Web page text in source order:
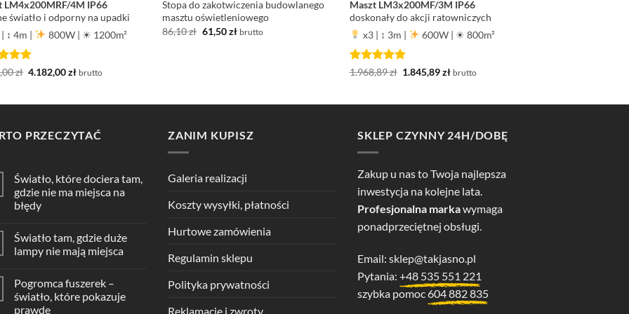
LM4x200MRF/4M IP66
światło i odporny na upadki
| ↕ 4m | 800W | ☀ 1200m²
5
zł Pierwotna
4.182,00złAktualna
brutto
Stopa do zakotwiczenia budowlanego
masztu oświetleniowego
86,10zł Pierwotna
cena
61,50złAktualna
brutto
Maszt LM3x200MF/3M IP66
doskonały do akcji ratowniczych
x3 | ↕ 3m | 600W | ☀ 800m²
Oceniono 5
1.968,89zł Pierwotna
1.845,89złAktualna
brutto
PRZECZYTAĆ
Światło, które dociera tam,
gdzie nie ma miejsca na
błędy
Światło tam, gdzie duże
lampy nie mają miejsca
Pogromca fuszerek –
światło, które pokazuje
prawdę
ZANIM KUPISZ
Galeria realizacji
Koszty wysyłki, płatności
Hurtowe zamówienia
Regulamin sklepu
Polityka prywatności
Reklamacje i zwroty
SKLEP CZYNNY 24H/DOBĘ
Zakup u nas to Twoja najlepsza
inwestycja na kolejne lata.
Profesjonalna markawymaga
ponadprzeciętnej obsługi.
Email: sklep@takjasno.pl
Pytania: +48 535 551 221
szybka pomoc 604 882 835